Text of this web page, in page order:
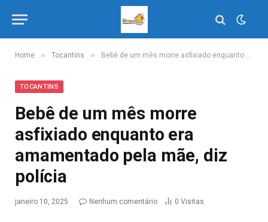
Home » Tocantins » Bebê de um mês morre asfixiado enquanto era amamentado pela mãe, diz polícia
TOCANTINS
Bebê de um mês morre
asfixiado enquanto era
amamentado pela mãe, diz
polícia
janeiro 10, 2025 Nenhum comentário 0 Visitas